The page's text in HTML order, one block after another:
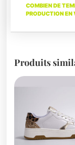
COMBIEN DE
PRODUCTION EN
Produits